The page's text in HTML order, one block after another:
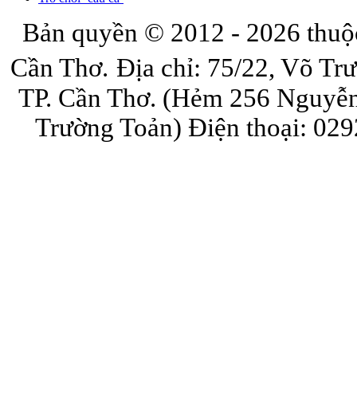
Bản quyền © 2012 - 2026
Cần Thơ. Địa chỉ: 75/22, Võ
TP. Cần Thơ. (Hẻm 256
Trường Toản) Điện thoại: